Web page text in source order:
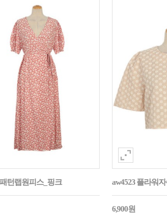
턴랩원피스_핑크 aw4523 플라워
6,900원